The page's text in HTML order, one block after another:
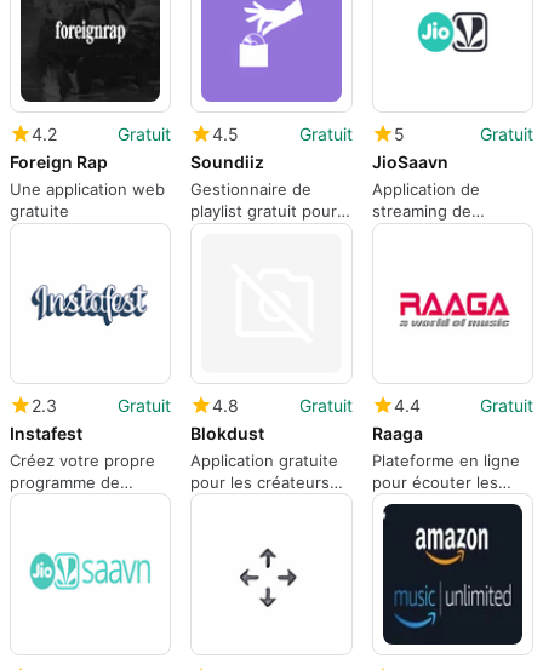
4.2
Gratuit
Foreign Rap
Une application web
gratuite
4.5
Gratuit
Soundiiz
Gestionnaire de
playlist gratuit pour
les sites de
5
Gratuit
JioSaavn
Application de
streaming de
musique indienne
2.3
Gratuit
Instafest
Créez votre propre
programme de
festival de musique
4.8
Gratuit
Blokdust
Application gratuite
pour les créateurs
de musique
4.4
Gratuit
Raaga
Plateforme en ligne
pour écouter les
podcasts et les
stations de radio
indiennes